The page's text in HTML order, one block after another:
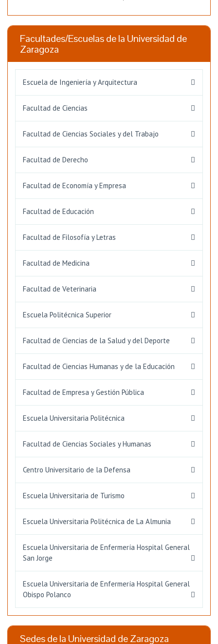
Facultades/Escuelas de la Universidad de
Zaragoza
Escuela de Ingeniería y Arquitectura
Facultad de Ciencias
Facultad de Ciencias Sociales y del Trabajo
Facultad de Derecho
Facultad de Economía y Empresa
Facultad de Educación
Facultad de Filosofía y Letras
Facultad de Medicina
Facultad de Veterinaria
Escuela Politécnica Superior
Facultad de Ciencias de la Salud y del Deporte
Facultad de Ciencias Humanas y de la Educación
Facultad de Empresa y Gestión Pública
Escuela Universitaria Politécnica
Facultad de Ciencias Sociales y Humanas
Centro Universitario de la Defensa
Escuela Universitaria de Turismo
Escuela Universitaria Politécnica de La Almunia
Escuela Universitaria de Enfermería Hospital General
San Jorge
Escuela Universitaria de Enfermería Hospital General
Obispo Polanco
Sedes de la Universidad de Zaragoza